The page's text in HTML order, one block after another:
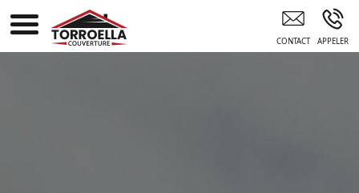
Entreprise Artisanale De Couverture Agde